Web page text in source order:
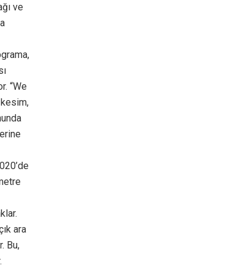
ve
“We
kesim,
ara
Bu,